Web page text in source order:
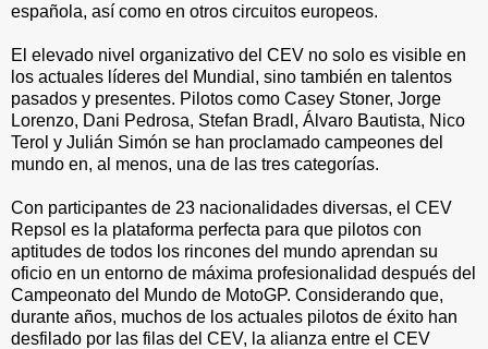
española, así como en otros circuitos europeos.
El elevado nivel organizativo del CEV no solo es visible en
los actuales líderes del Mundial, sino también en talentos
pasados y presentes. Pilotos como Casey Stoner, Jorge
Lorenzo, Dani Pedrosa, Stefan Bradl, Álvaro Bautista, Nico
Terol y Julián Simón se han proclamado campeones del
mundo en, al menos, una de las tres categorías.
Con participantes de 23 nacionalidades diversas, el CEV
Repsol es la plataforma perfecta para que pilotos con
aptitudes de todos los rincones del mundo aprendan su
oficio en un entorno de máxima profesionalidad después del
Campeonato del Mundo de MotoGP. Considerando que,
durante años, muchos de los actuales pilotos de éxito han
desfilado por las filas del CEV, la alianza entre el CEV